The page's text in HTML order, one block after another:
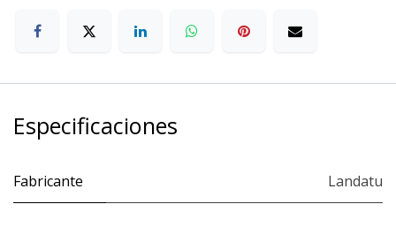
Especificaciones
Fabricante Landatu